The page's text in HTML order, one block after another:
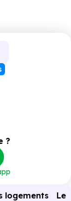
?
logements Le